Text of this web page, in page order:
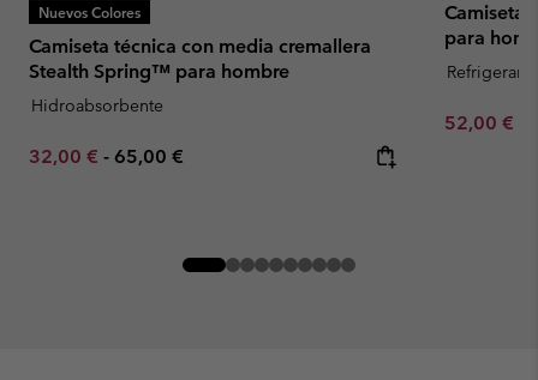
Nuevos Colores
Camiseta técnica con media cremallera
Stealth Spring™ para hombre
Hidroabsorbente
Minimum sale price:
32,00 € - Maximum price:
65,00 €
Camiseta
para
Minimum
52,00 €